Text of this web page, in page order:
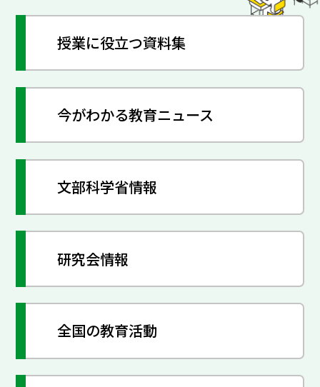
授業に役立つ資料集
今がわかる教育ニュース
文部科学省情報
研究会情報
全国の教育活動